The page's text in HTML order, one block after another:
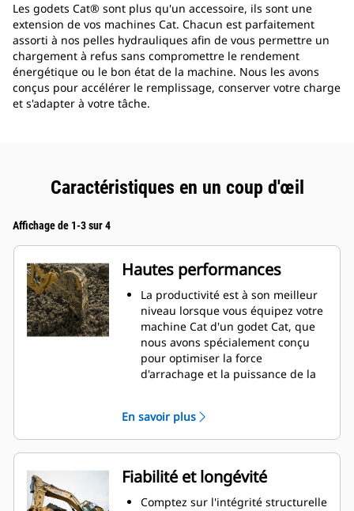
Les godets Cat® sont plus qu'un accessoire, ils sont une
extension de vos machines Cat. Chacun est parfaitement
assorti à nos pelles hydrauliques afin de vous permettre un
chargement à refus sans compromettre le rendement
énergétique ou le bon état de la machine. Nous les avons
conçus pour accélérer le remplissage, conserver votre charge
et s'adapter à votre tâche.
Caractéristiques en un coup d'œil
Affichage de 1-3 sur 4
Hautes performances
La productivité est à son meilleur
niveau lorsque vous équipez votre
machine Cat d'un godet Cat, que
nous avons spécialement conçu
pour optimiser la force
d'arrachage et la puissance de la
double améliore le flux des
matières dans le godet. Le
dégagement de talon accru
garantit que le fond du godet ne
frotte pas, ce qui réduit les coûts
d'entretien.
En savoir plus
Fiabilité et longévité
Comptez sur l'intégrité structurelle